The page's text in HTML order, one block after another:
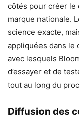
côtés pour créer le
marque nationale.
science exacte,
appliquées dans le
avec lesquels
d’essayer et de
tout au long du
Diffusion des